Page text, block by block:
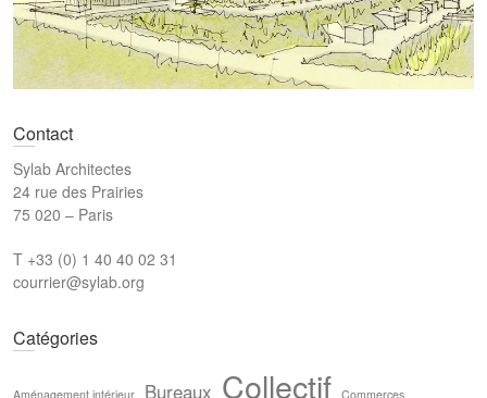
Contact
Sylab Architectes
24 rue des Prairies
75 020 – Paris
T +33 (0) 1 40 40 02 31
courrier@sylab.org
Catégories
Aménagement intérieur Bureaux Collectif Commerces